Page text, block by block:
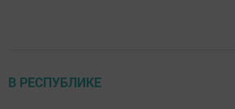
В РЕСПУБЛИКЕ